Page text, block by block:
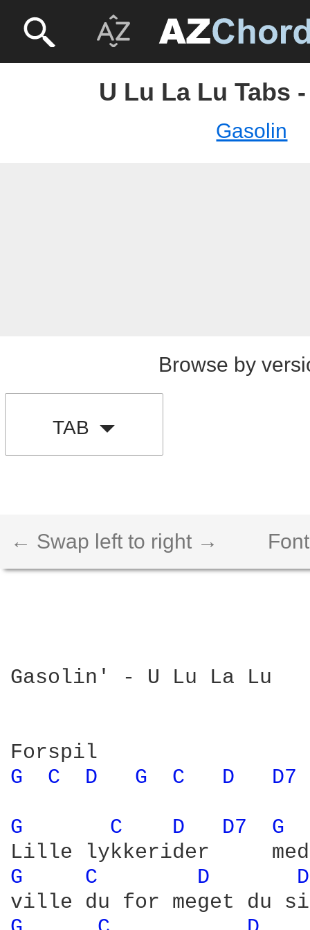
U Lu La Lu Tabs
Gasolin
Browse by
TAB
← Swap left to right →
Gasolin' - U Lu La Lu
G
C D G C D D7
G C D D7 G
G C D